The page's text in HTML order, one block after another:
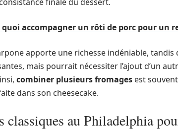
quoi accompagner un rôti de porc pour un
apporte une richesse indéniable,
mais pourrait nécessiter l’ajout d’un
combiner plusieurs fromages est
dans son cheesecake.
classiques au Philadelphia